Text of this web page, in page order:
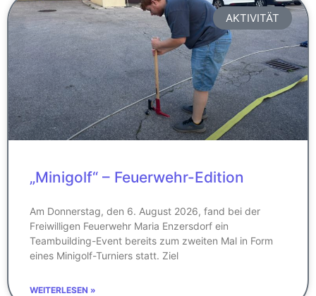
Hier klicken AKTIVITÄT
„Minigolf“ – Feuerwehr-Edition
Am Donnerstag, den 6. August 2026, fand bei der
Freiwilligen Feuerwehr Maria Enzersdorf ein
Teambuilding-Event bereits zum zweiten Mal in Form
eines Minigolf-Turniers statt. Ziel
WEITERLESEN »